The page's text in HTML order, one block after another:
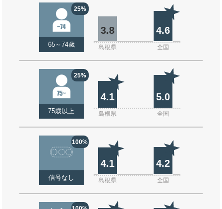
25%
65～74歳
3.8 4.6
島根県 全国
25%
75歳以上
4.1 5.0
島根県 全国
100%
信号なし
4.1 4.2
島根県 全国